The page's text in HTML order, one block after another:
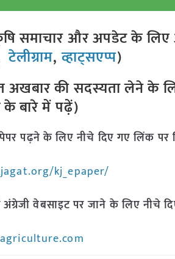
समाचार और अपडेट के
टेलीग्राम,व्हाट्सएप्प)
की सदस्यता लेने के
बारे में पढ़ें)
पढ़ने के लिए नीचे दिए गए लिंक पर
kj_epaper/
वेबसाइट पर जाने के लिए नीचे